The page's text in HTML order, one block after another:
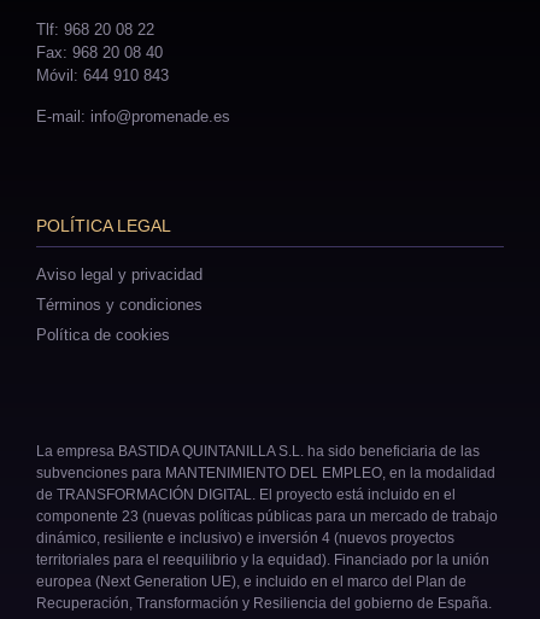
Tlf: 968 20 08 22
Fax: 968 20 08 40
Móvil: 644 910 843
E-mail: info@promenade.es
POLÍTICA LEGAL
Aviso legal y privacidad
Términos y condiciones
Política de cookies
La empresa BASTIDA QUINTANILLA S.L. ha sido beneficiaria de las
subvenciones para MANTENIMIENTO DEL EMPLEO, en la modalidad
de TRANSFORMACIÓN DIGITAL. El proyecto está incluido en el
componente 23 (nuevas políticas públicas para un mercado de trabajo
dinámico, resiliente e inclusivo) e inversión 4 (nuevos proyectos
territoriales para el reequilibrio y la equidad). Financiado por la unión
europea (Next Generation UE), e incluido en el marco del Plan de
Recuperación, Transformación y Resiliencia del gobierno de España.